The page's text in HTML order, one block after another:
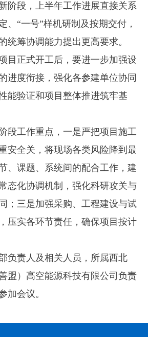
阶段，上半年工作进展直接关系
、“一号”样机研制及按期交付，
统筹协调能力提出更高要求。
目正式开工后，要进一步加强设
进度衔接，强化各参建单位协同
能验证和项目整体推进筑牢基
段工作重点，一是严把项目施工
安全关，将现场各类风险降到最
、课题、系统间的配合工作，建
态化协调机制，强化科研攻关与
；三是加强采购、工程建设与试
压实各环节责任，确保项目按计
负责人及相关人员，所属西北
盟）高空能源科技有限公司负责
加会议。